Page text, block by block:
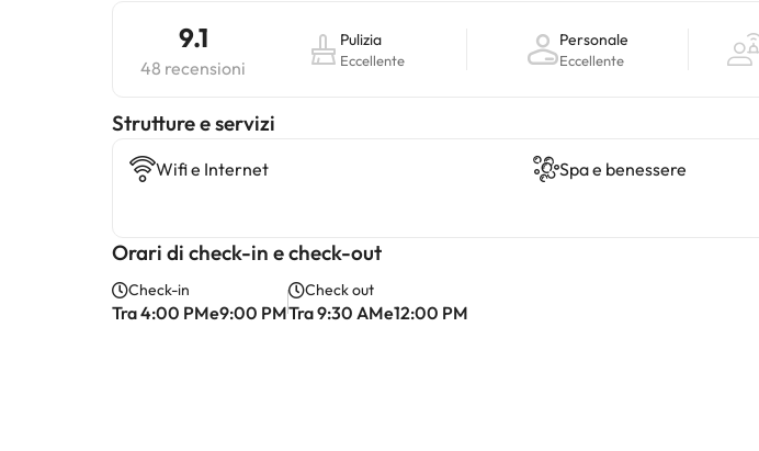
9.1
48 recensioni
Pulizia
Eccellente
Personale
Eccellente
​Strutture e servizi
Wifi e Internet Spa e benessere
Orari di check-in e check-out
Check-in
Tra 4:00 PMe9:00 PM
Check out
Tra 9:30 AMe12:00 PM